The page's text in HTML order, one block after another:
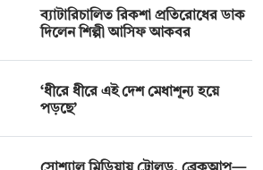
ব্যাটারিচালিত রিকশা প্রতিরোধের ডাক
দিলেন শিল্পী আসিফ আকবর
‘ধীরে ধীরে এই দেশ মেধাশূন্য হয়ে
পড়ছে’